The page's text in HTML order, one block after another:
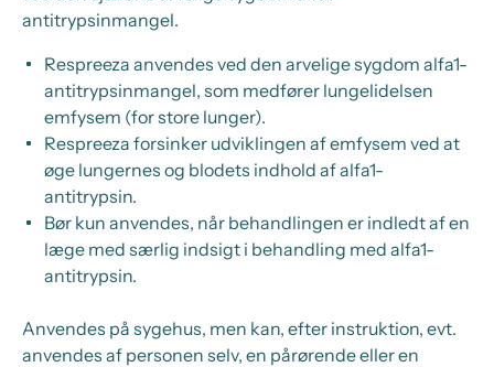
antitrypsinmangel.
Respreeza anvendes ved den arvelige sygdom alfa1-
antitrypsinmangel, som medfører lungelidelsen
emfysem (for store lunger).
Respreeza forsinker udviklingen af emfysem ved at
øge lungernes og blodets indhold af alfa1-
antitrypsin.
Bør kun anvendes, når behandlingen er indledt af en
læge med særlig indsigt i behandling med alfa1-
antitrypsin.
Anvendes på sygehus, men kan, efter instruktion, evt.
anvendes af personen selv, en pårørende eller en